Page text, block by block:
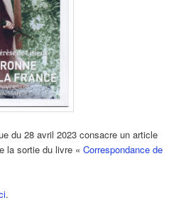
du 28 avril 2023 consacre un article
la sortie du livre « Correspondance de
.